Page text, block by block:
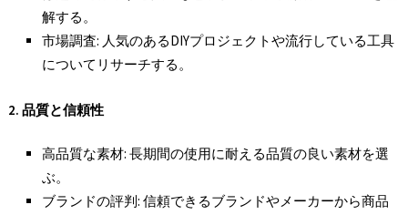
解する。
市場調査: 人気のあるDIYプロジェクトや流行している工具
についてリサーチする。
2. 品質と信頼性
高品質な素材: 長期間の使用に耐える品質の良い素材を選
ぶ。
ブランドの評判: 信頼できるブランドやメーカーから商品